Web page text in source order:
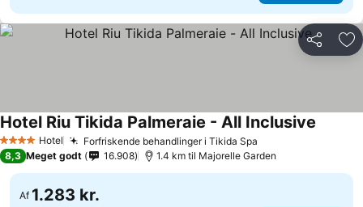
Del
4 StjernerHotel Forfriskende behandlinger i Tikida Spa
Hotel Riu Tikida Palmeraie - All Inclusive
8,3 Meget godt 16.908 1.4 km til Majorelle Garden
Af 1.283 kr.